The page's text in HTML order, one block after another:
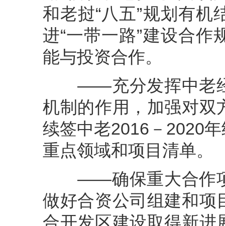
和老挝“八五”规划有
进“一带一路”建设合
能与投资合作。
——充分发挥中老经
机制的作用，加强对双
续签中老2016－2020
重点领域和项目清单。
——确保重大合作项
做好合资公司组建和项
合开发区建设取得新进